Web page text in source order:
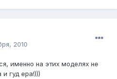
2010
именно на этих моделях не
гуд ера!)))